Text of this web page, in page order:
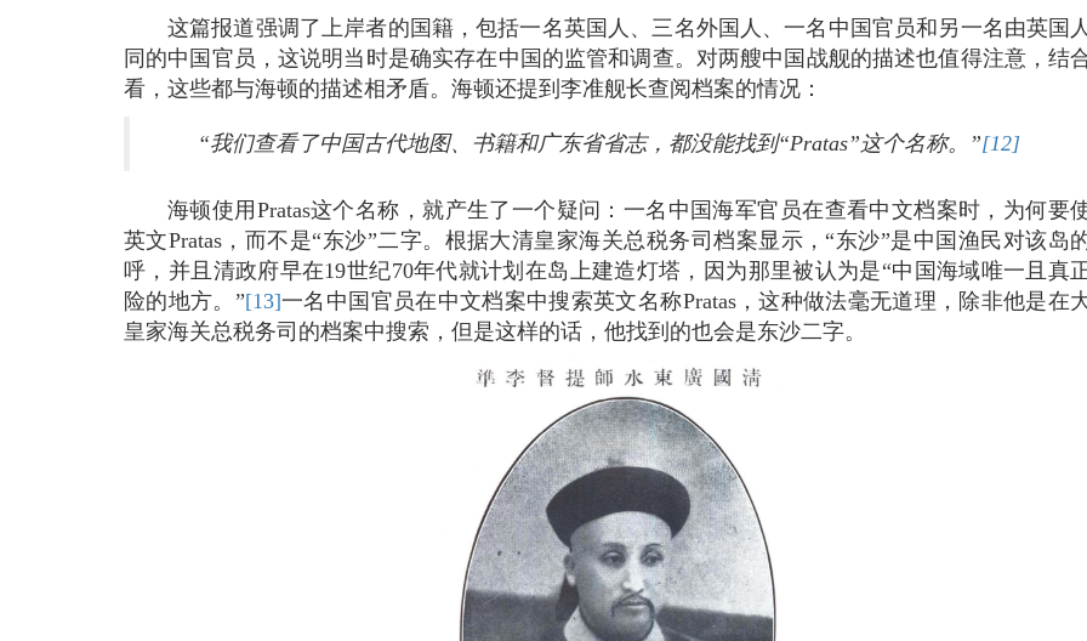
这篇报道强调了上岸者的国籍，包括一名英国人、三名外国人、一名中国官员和另一名由英国
同的中国官员，这说明当时是确实存在中国的监管和调查。对两艘中国战舰的描述也值得注意，结
看，这些都与海顿的描述相矛盾。海顿还提到李准舰长查阅档案的情况：
“我们查看了中国古代地图、书籍和广东省省志，都没能找到“Pratas”这个名称。”[12]
海顿使用Pratas这个名称，就产生了一个疑问：一名中国海军官员在查看中文档案时，为何要
英文Pratas，而不是“东沙”二字。根据大清皇家海关总税务司档案显示，“东沙”是中国渔民对该岛
呼，并且清政府早在19世纪70年代就计划在岛上建造灯塔，因为那里被认为是“中国海域唯一且真
险的地方。”[13]一名中国官员在中文档案中搜索英文名称Pratas，这种做法毫无道理，除非他是在
皇家海关总税务司的档案中搜索，但是这样的话，他找到的也会是东沙二字。